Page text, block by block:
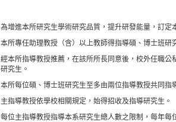
為增進本所研究生學術研究品質，提升研發能量，訂定
本所專任助理教授（含）以上教師得指導碩、博士班研
經本所指導教授推薦，在該所所長同意後，校外任職
研究生。
本所每位碩、博士班研究生至多由兩位指導教授共同指
主指導教授依學校相關規定，始得招收及指導研究生。
每位主指導教授指導本系研究生總人數之限制，每年